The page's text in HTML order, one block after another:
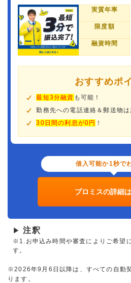
実質年率
限度額
融資時間
おすすめポ
最短3分融資 も可能！
勤務先への電話連絡＆郵送物は
30日間の利息が0円 ！
借入可能か1秒で
プロミスの詳細
▶ 注釈
※1.お申込み時間や審査によりご希望
す。
※2026年9月6日以降は、すべての自動
ります。